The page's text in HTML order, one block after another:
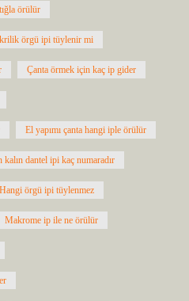
örülür
örgü ipi tüylenir mi
Çanta örmek için kaç ip gider
El yapımı çanta hangi iple örülür
kalın dantel ipi kaç numaradır
Hangi örgü ipi tüylenmez
Makrome ip ile ne örülür